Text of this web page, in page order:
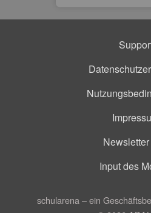
Input des
schularena – ein